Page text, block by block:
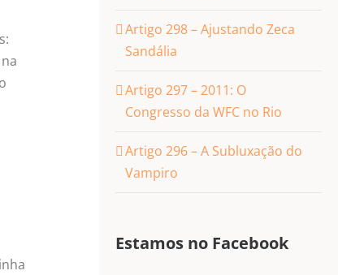
Artigo 298 – Ajustando Zeca
Sandália
Artigo 297 – 2011: O
Congresso da WFC no Rio
Artigo 296 – A Subluxação do
Vampiro
Estamos no Facebook